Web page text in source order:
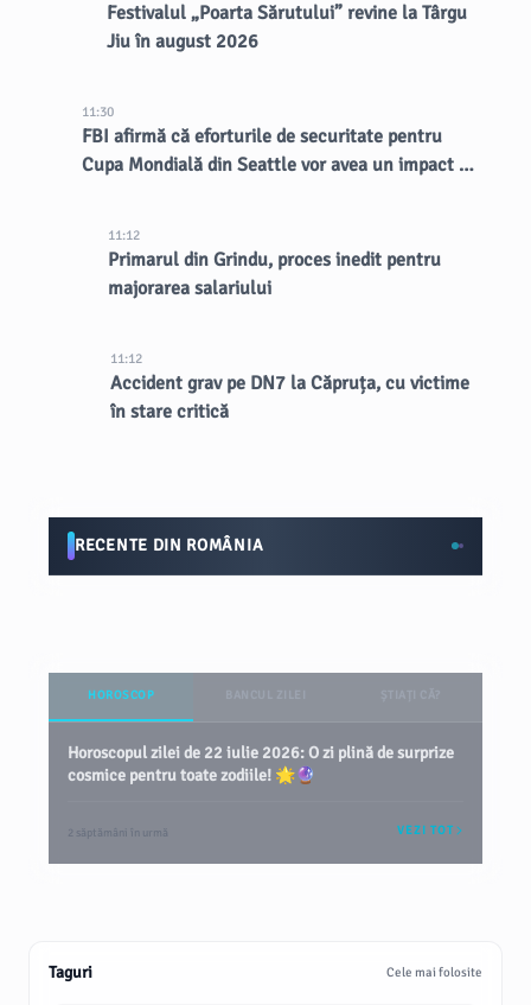
Festivalul „Poarta Sărutului” revine la Târgu
Jiu în august 2026
11:30
FBI afirmă că eforturile de securitate pentru
Cupa Mondială din Seattle vor avea un impact de
11:12
Primarul din Grindu, proces inedit pentru
majorarea salariului
11:12
Accident grav pe DN7 la Căpruța, cu victime
în stare critică
RECENTE DIN ROMÂNIA
HOROSCOP
Horoscopul zilei de 22 iulie 2026: O zi plină de surprize
cosmice pentru toate zodiile! 🌟🔮
2 săptămâni în urmă VEZI TOT
Taguri Cele mai folosite